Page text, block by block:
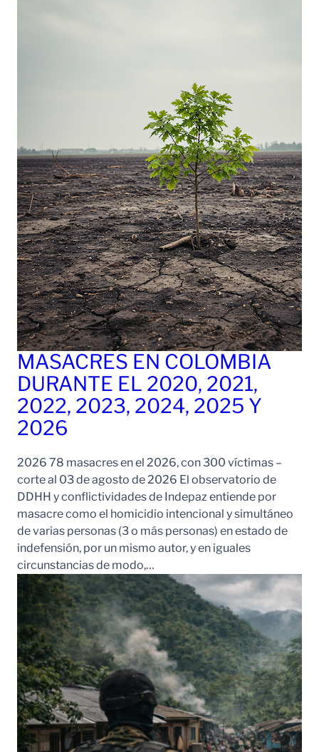
MASACRES EN COLOMBIA
DURANTE EL 2020, 2021,
2022, 2023, 2024, 2025 Y
2026
2026 78 masacres en el 2026, con 300 víctimas –
corte al 03 de agosto de 2026 El observatorio de
DDHH y conflictividades de Indepaz entiende por
masacre como el homicidio intencional y simultáneo
de varias personas (3 o más personas) en estado de
indefensión, por un mismo autor, y en iguales
circunstancias de modo,…